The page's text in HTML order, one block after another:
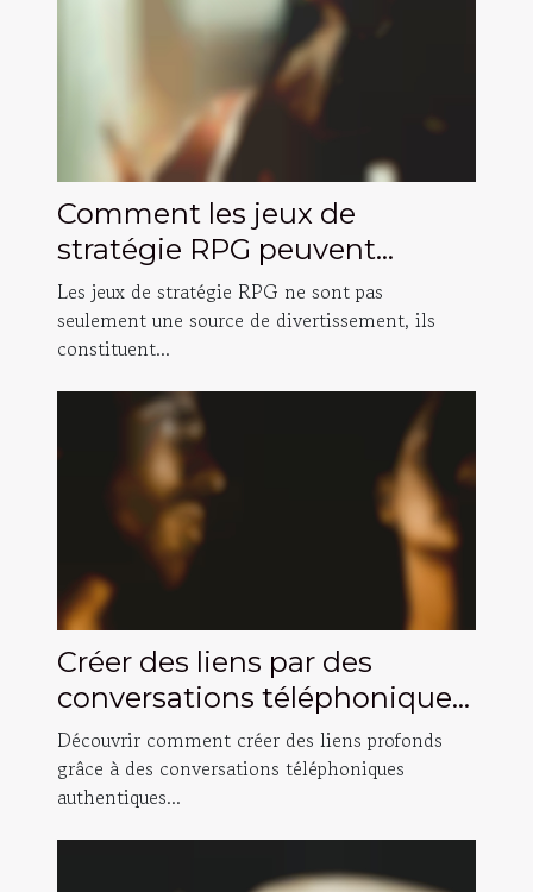
Comment les jeux de
stratégie RPG peuvent
améliorer vos compétences
de prise de décision ?
Les jeux de stratégie RPG ne sont pas
seulement une source de divertissement, ils
constituent...
Créer des liens par des
conversations téléphoniques
authentiques ?
Découvrir comment créer des liens profonds
grâce à des conversations téléphoniques
authentiques...